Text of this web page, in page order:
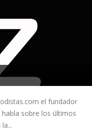
el fundador
habla sobre los últimos